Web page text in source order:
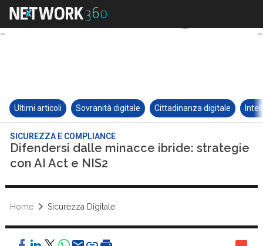
Ultimi articoli Sovranità digitale Cittadinanza digitale
SICUREZZA E COMPLIANCE
Difendersi dalle minacce ibride: strategie
con AI Act e NIS2
Home Sicurezza Digitale